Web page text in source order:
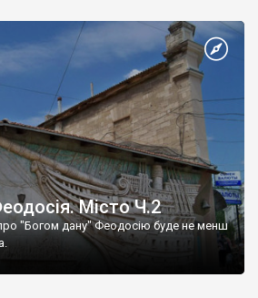
Місто Ч.2
"Богом дану" Феодосію буде не менш